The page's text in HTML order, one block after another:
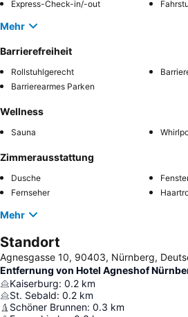
Express-Check-in/-out
Mehr
Barrierefreiheit
Rollstuhlgerecht
Barrierearmes Parken
Wellness
Sauna
Zimmerausstattung
Dusche
Fernseher
Mehr
Standort
Agnesgasse 10, 90403, Nürnberg,
Entfernung von Hotel Agneshof
Kaiserburg: 0.2 km
St. Sebald: 0.2 km
Schöner Brunnen: 0.3 km